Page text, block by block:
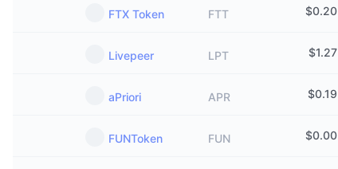
FTX Token FTT $0.20
Livepeer LPT $1.27
aPriori APR $0.19
FUNToken FUN $0.00